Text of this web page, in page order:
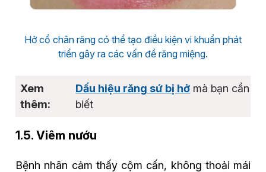
Hở cổ chân răng có thể tạo điều kiện vi khuẩn phát
triển gây ra các vấn đề răng miệng.
Dấu hiệu răng sứ bị hở mà bạn cần
biết
1.5. Viêm nướu
Bệnh nhân cảm thấy cộm cấn, không thoải mái